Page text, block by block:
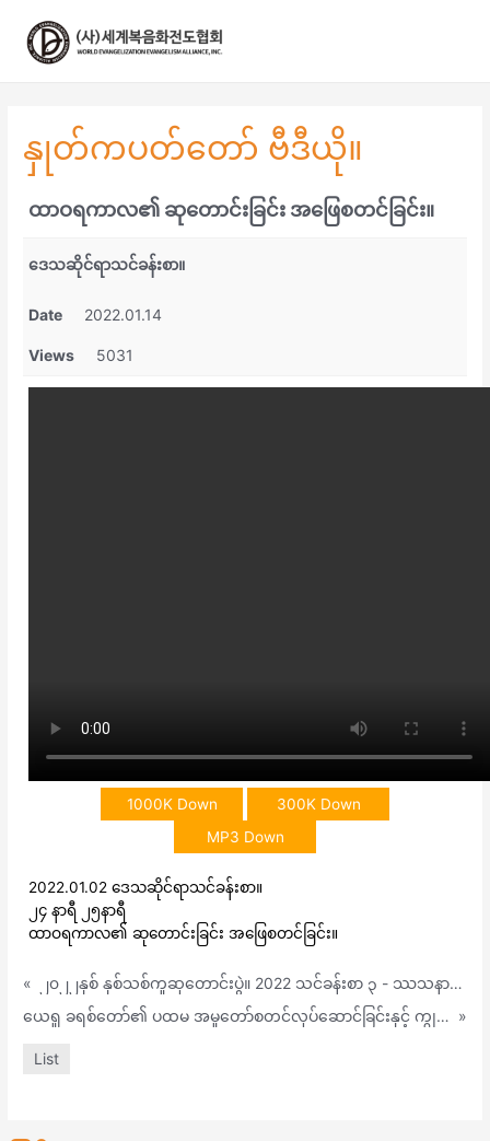
နှုတ်ကပတ်တော် ဗီဒီယို။
ထာဝရကာလ၏ ဆုတောင်းခြင်း အဖြေစတင်ခြင်း။
ဒေသဆိုင်ရာသင်ခန်းစာ။
Date 2022.01.14
Views 5031
1000K Down
300K Down
MP3 Down
2022.01.02 ဒေသဆိုင်ရာသင်ခန်းစာ။
၂၄ နာရီ ၂၅နာရီ
ထာဝရကာလ၏ ဆုတောင်းခြင်း အဖြေစတင်ခြင်း။
«
၂၀၂၂နှစ် နှစ်သစ်ကူဆုတောင်းပွဲ။ 2022 သင်ခန်းစာ ၃ - ဿသနာကွင်း၏ ၂၄ နာရီ (တ ၁၁:၁၉)
ယေရှု ခရစ်တော်၏ ပထမ အမှုတော်စတင်လုပ်ဆောင်ခြင်းနှင့် ကျွနုပ်တို့၏ အစ (မသဲ 4:1-11)
»
List